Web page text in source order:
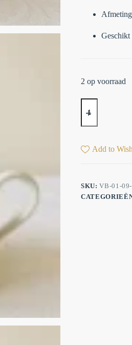
Geschikt
2 op voorraad
Add to
SKU:VB-01-